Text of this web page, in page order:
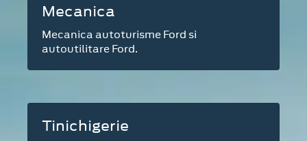
Mecanica
Mecanica autoturisme Ford si
autoutilitare Ford.
Tinichigerie